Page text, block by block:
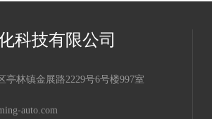
科技有限公司
亭林镇金展路2229号6号楼997室
auto.com